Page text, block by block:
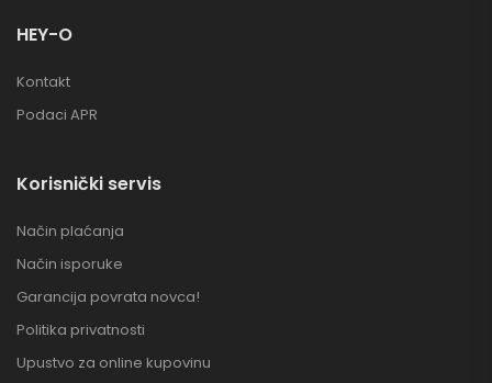
HEY-O
Kontakt
Podaci APR
Korisnički servis
Način plaćanja
Način isporuke
Garancija povrata novca!
Politika privatnosti
Upustvo za online kupovinu